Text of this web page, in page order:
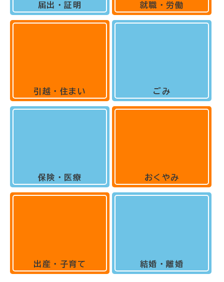
届出・証明
引越・住まい
保険・医療
出産・子育て
就職・労働
ごみ
おくやみ
結婚・離婚